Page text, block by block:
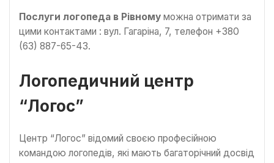
Послуги логопеда в Рівному можна отримати за
цими контактами : вул. Гагаріна, 7, телефон +380
(63) 887-65-43.
Логопедичний центр
“Логос”
Центр “Логос” відомий своєю професійною
командою логопедів, які мають багаторічний досвід